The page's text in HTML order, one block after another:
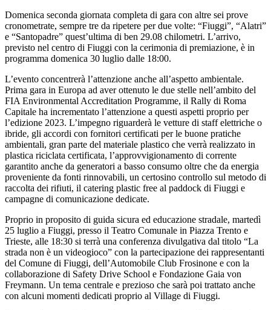
Domenica seconda giornata completa di gara con altre sei prove
cronometrate, sempre tre da ripetere per due volte: “Fiuggi”, “Alatri”
e “Santopadre” quest’ultima di ben 29.08 chilometri. L’arrivo,
previsto nel centro di Fiuggi con la cerimonia di premiazione, è in
programma domenica 30 luglio dalle 18:00.
L’evento concentrerà l’attenzione anche all’aspetto ambientale.
Prima gara in Europa ad aver ottenuto le due stelle nell’ambito del
FIA Environmental Accreditation Programme, il Rally di Roma
Capitale ha incrementato l’attenzione a questi aspetti proprio per
l’edizione 2023. L’impegno riguarderà le vetture di staff elettriche o
ibride, gli accordi con fornitori certificati per le buone pratiche
ambientali, gran parte del materiale plastico che verrà realizzato in
plastica riciclata certificata, l’approvvigionamento di corrente
garantito anche da generatori a basso consumo oltre che da energia
proveniente da fonti rinnovabili, un certosino controllo sul metodo di
raccolta dei rifiuti, il catering plastic free al paddock di Fiuggi e
campagne di comunicazione dedicate.
Proprio in proposito di guida sicura ed educazione stradale, martedì
25 luglio a Fiuggi, presso il Teatro Comunale in Piazza Trento e
Trieste, alle 18:30 si terrà una conferenza divulgativa dal titolo “La
strada non è un videogioco” con la partecipazione dei rappresentanti
del Comune di Fiuggi, dell’Automobile Club Frosinone e con la
collaborazione di Safety Drive School e Fondazione Gaia von
Freymann. Un tema centrale e prezioso che sarà poi trattato anche
con alcuni momenti dedicati proprio al Village di Fiuggi.